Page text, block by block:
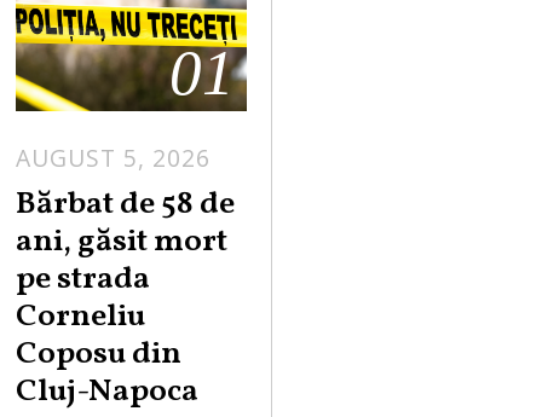
01
AUGUST 5, 2026
Bărbat de 58 de
ani, găsit mort
pe strada
Corneliu
Coposu din
Cluj-Napoca